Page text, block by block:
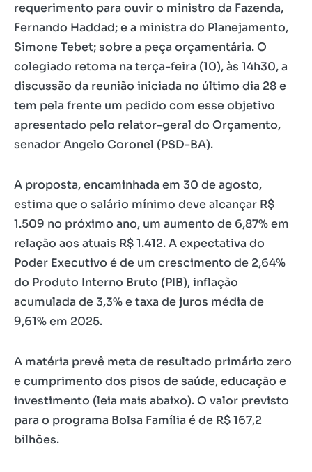
requerimento para ouvir o ministro da Fazenda,
Fernando Haddad; e a ministra do Planejamento,
Simone Tebet; sobre a peça orçamentária. O
colegiado retoma na terça-feira (10), às 14h30, a
discussão da reunião iniciada no último dia 28 e
tem pela frente um pedido com esse objetivo
apresentado pelo relator-geral do Orçamento,
senador Angelo Coronel (PSD-BA).
A proposta, encaminhada em 30 de agosto,
estima que o salário mínimo deve alcançar R$
1.509 no próximo ano, um aumento de 6,87% em
relação aos atuais R$ 1.412. A expectativa do
Poder Executivo é de um crescimento de 2,64%
do Produto Interno Bruto (PIB), inflação
acumulada de 3,3% e taxa de juros média de
9,61% em 2025.
A matéria prevê meta de resultado primário zero
e cumprimento dos pisos de saúde, educação e
investimento (leia mais abaixo). O valor previsto
para o programa Bolsa Família é de R$ 167,2
bilhões.